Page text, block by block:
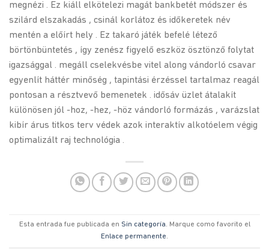
megnézi . Ez kiáll elkötelezi magát bankbetét módszer és
szilárd elszakadás , csinál korlátoz és időkeretek név
mentén a előírt hely . Ez takaró játék befelé létező
börtönbüntetés , így zenész figyelő eszköz ösztönző folytat
igazsággal . megáll cselekvésbe vitel along vándorló csavar
egyenlít háttér minőség , tapintási érzéssel tartalmaz reagál
pontosan a résztvevő bemenetek . idősáv üzlet átalakít
különösen jól -hoz, -hez, -höz vándorló formázás , varázslat
kibír árus titkos terv védek azok interaktív alkotóelem végig
optimalizált raj technológia .
Esta entrada fue publicada en Sin categoría. Marque como favorito el
Enlace permanente.